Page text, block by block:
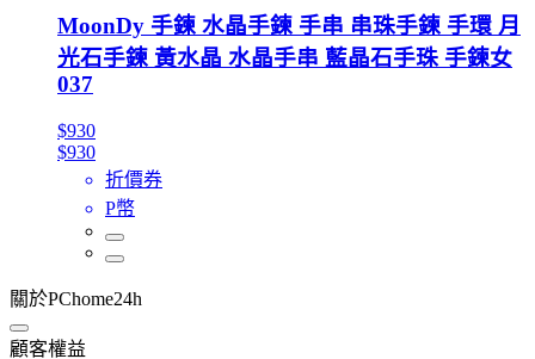
MoonDy 手鍊 水晶手鍊 手串 串珠手鍊 手環 月
光石手鍊 黃水晶 水晶手串 藍晶石手珠 手鍊女
037
$930
$930
折價券
P幣
關於PChome24h
顧客權益